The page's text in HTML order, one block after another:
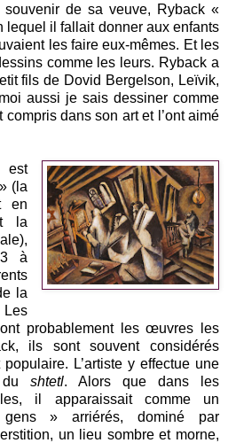
de sa veuve, Ryback «
lequel il fallait donner aux enfants
les faire eux-mêmes. Et les
comme les leurs. Ryback a
fils de Dovid Bergelson, Leïvik,
aussi je sais dessiner comme
compris dans son art et l’ont aimé
est
(la
en
la
à
la
probablement les œuvres les
ils sont souvent considérés
L’artiste y effectue une
du shtetl. Alors que dans les
il apparaissait comme un
» arriérés, dominé par
un lieu sombre et morne,